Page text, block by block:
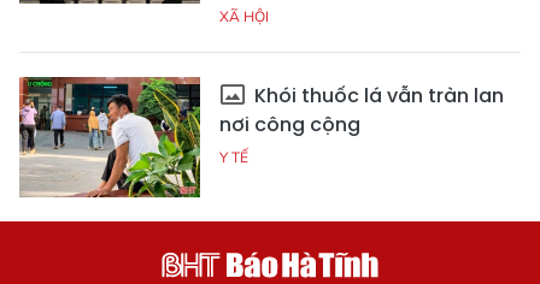
XÃ HỘI
Khói thuốc lá vẫn tràn lan
nơi công cộng
Y TẾ